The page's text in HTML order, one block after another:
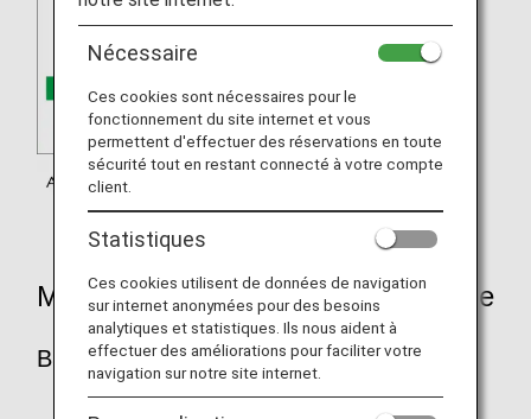
Mileage Accrual Rates By Fare Type
BUSINESS CLASS
Nécessaire
Ces cookies sont nécessaires pour le
fonctionnement du site internet et vous
permettent d'effectuer des réservations en toute
sécurité tout en restant connecté à votre compte
client.
Statistiques
Ces cookies utilisent de données de navigation
sur internet anonymées pour des besoins
analytiques et statistiques. Ils nous aident à
effectuer des améliorations pour faciliter votre
navigation sur notre site internet.